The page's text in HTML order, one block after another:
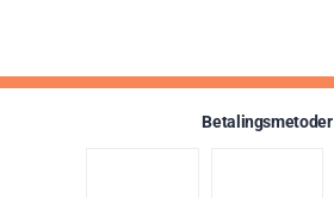
Betalingsmetoder